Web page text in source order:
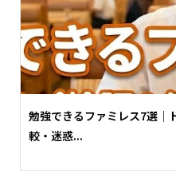
勉強できるファミレス7選｜
較・迷惑...